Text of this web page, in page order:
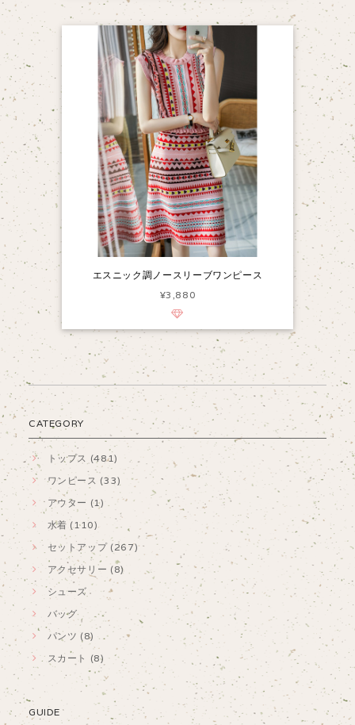
エスニック調ノースリーブワンピース
¥3,880
CATEGORY
トップス (481)
ワンピース (33)
アウター (1)
水着 (110)
セットアップ (267)
アクセサリー (8)
シューズ
バッグ
パンツ (8)
スカート (8)
GUIDE